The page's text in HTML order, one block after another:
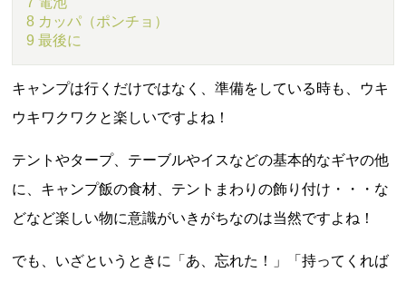
8 カッパ（ポンチョ）
9 最後に
キャンプは行くだけではなく、準備をしている時も、ウキ
ウキワクワクと楽しいですよね！
テントやタープ、テーブルやイスなどの基本的なギヤの他
に、キャンプ飯の食材、テントまわりの飾り付け・・・な
どなど楽しい物に意識がいきがちなのは当然ですよね！
でも、いざというときに「あ、忘れた！」「持ってくれば